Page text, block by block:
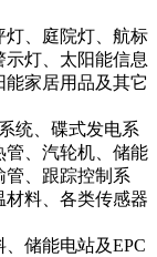
、庭院灯、航标
灯、太阳能信息
家居用品及其它
统、碟式发电系
管、汽轮机、储能
管、跟踪控制系
料、各类传感器
储能电站及EPC